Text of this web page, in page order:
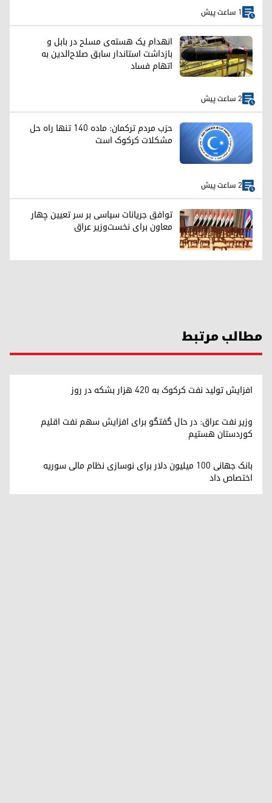
1 ساعت پیش
انهدام یک هسته‌ی مسلح در بابل و
بازداشت استاندار سابق صلاح‌الدین به
اتهام فساد
2 ساعت پیش
حزب مردم ترکمان: ماده ۱۴۰ تنها راه حل
مشکلات کرکوک است
2 ساعت پیش
توافق جریانات سیاسی بر سر تعیین چهار
معاون برای نخست‌وزیر عراق
مطالب مرتبط
افزایش تولید نفت کرکوک به ۴۲۰ هزار بشکه در روز
وزیر نفت عراق: در حال گفتگو برای افزایش سهم نفت اقلیم
کوردستان هستیم
بانک جهانی ۱۰۰ میلیون دلار برای نوسازی نظام مالی سوریه
اختصاص داد